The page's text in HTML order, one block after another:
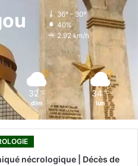
g
r
k
36º - 30º
40%
2.92 km/h
32 ℃
dim
34 ℃
lun
nécrologique | Décès de